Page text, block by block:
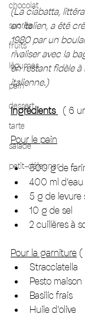
chocolat
sucrée
fruits
légumes
pain
dessert
tarte
salade
petit-déjeuner
(La ciabatta,
en italien, a été
1980 par un
rivaliser avec la
en restant fidèle
italienne.)
Ingrédients ( 6
Pour le pain
500 g de
400 ml
5 g de levure
10 g de sel
2 cuillères à
Pour la garniture (
Stracciatella
Pesto maison
Basilic frais
Huile d’olive